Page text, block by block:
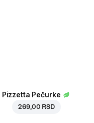
Pizzetta Pečurke
269,00 RSD